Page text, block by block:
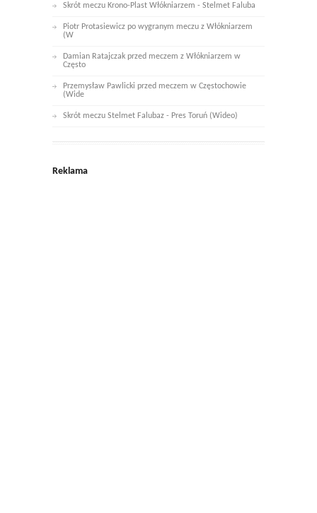
Skrót meczu Krono-Plast Włókniarzem - Stelmet Faluba
Piotr Protasiewicz po wygranym meczu z Włókniarzem
(W
Damian Ratajczak przed meczem z Włókniarzem w
Często
Przemysław Pawlicki przed meczem w Częstochowie
(Wide
Skrót meczu Stelmet Falubaz - Pres Toruń (Wideo)
Reklama